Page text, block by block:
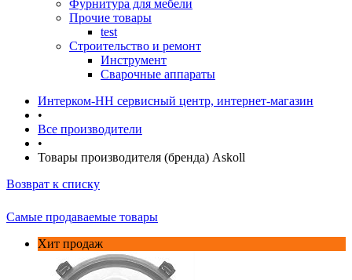
Фурнитура для мебели
Прочие товары
test
Строительство и ремонт
Инструмент
Сварочные аппараты
Интерком-НН сервисный центр, интернет-магазин
•
Все производители
•
Товары производителя (бренда) Askoll
Возврат к списку
Самые продаваемые товары
Хит продаж